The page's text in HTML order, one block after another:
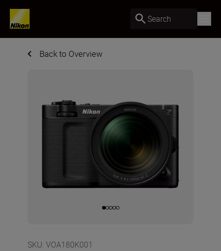
Search
Back to Overview
SKU: VOA180K001